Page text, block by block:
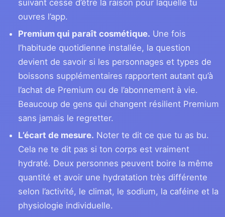
suivant cesse d’être la raison pour laquelle tu
ouvres l’app.
Premium qui paraît cosmétique. Une fois
l’habitude quotidienne installée, la question
devient de savoir si les personnages et types de
boissons supplémentaires rapportent autant qu’à
l’achat de Premium ou de l’abonnement à vie.
Beaucoup de gens qui changent résilient Premium
sans jamais le regretter.
L’écart de mesure. Noter te dit ce que tu as bu.
Cela ne te dit pas si ton corps est vraiment
hydraté. Deux personnes peuvent boire la même
quantité et avoir une hydratation très différente
selon l’activité, le climat, le sodium, la caféine et la
physiologie individuelle.